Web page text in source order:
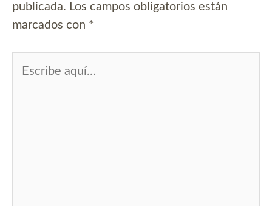
publicada. Los campos obligatorios están
marcados con *